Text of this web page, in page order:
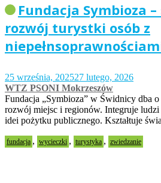
Fundacja Symbioza –
rozwój turystki osób z
25 września, 202527 lutego, 2026
WTZ PSONI Mokrzeszów
Fundacja „Symbioza” w Świdnicy dba
rozwój miejsc i regionów. Integruje
idei pożytku publicznego. Kształtuje
fundacja , wycieczki , turystyka , zwiedzanie